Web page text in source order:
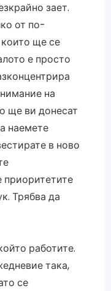
зает.
от по-
ще се
е просто
на
ще ви донесат
наемете
в ново
Трябва да
работите.
така,
се